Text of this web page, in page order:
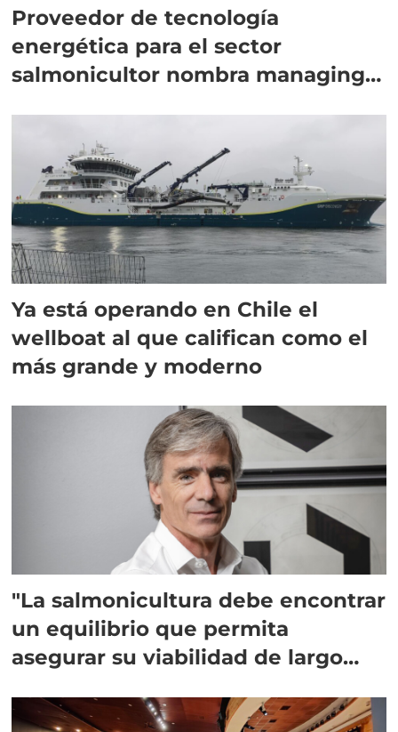
Proveedor de tecnología
energética para el sector
salmonicultor nombra managing
Ya está operando en Chile el
wellboat al que califican como el
más grande y moderno
"La salmonicultura debe encontrar
un equilibrio que permita
asegurar su viabilidad de largo